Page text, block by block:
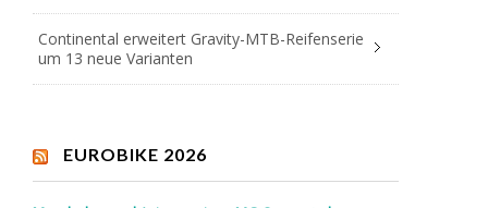
Continental erweitert Gravity-MTB-Reifenserie
um 13 neue Varianten
EUROBIKE 2026